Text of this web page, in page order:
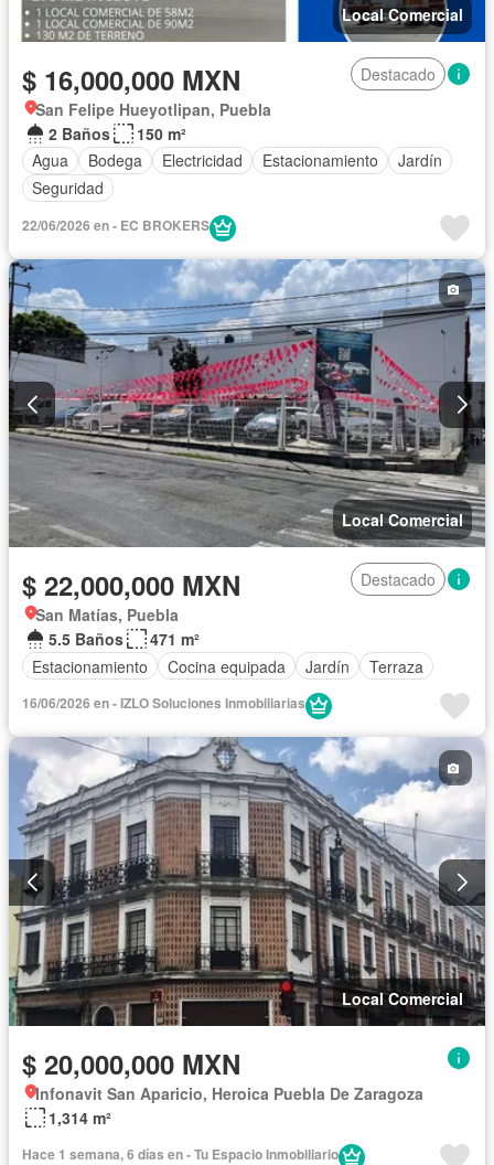
Local Comercial
$ 16,000,000 MXN
Destacado
San Felipe Hueyotlipan, Puebla
2 Baños
150 m²
Agua
Bodega Electricidad Estacionamiento
Jardín
Seguridad
22/06/2026 en - EC BROKERS
Local Comercial
$ 22,000,000 MXN
Destacado
San Matías, Puebla
5.5 Baños
471 m²
Estacionamiento
Cocina equipada Jardín Terraza
16/06/2026 en - IZLO Soluciones Inmobiliarias
Local Comercial
$ 20,000,000 MXN
Infonavit San Aparicio, Heroica Puebla De Zaragoza
1,314 m²
Hace 1 semana, 6 días en - Tu Espacio Inmobiliario